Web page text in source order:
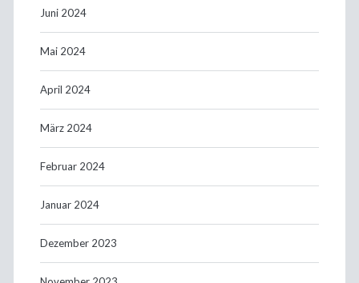
Juni 2024
Mai 2024
April 2024
März 2024
Februar 2024
Januar 2024
Dezember 2023